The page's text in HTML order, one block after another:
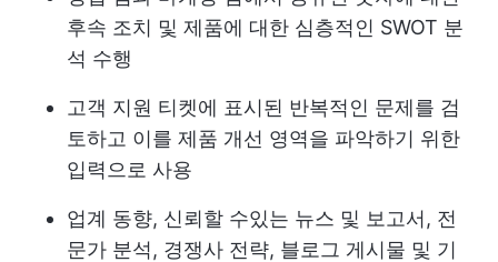
후속 조치 및 제품에 대한 심층적인 SWOT 분
석 수행
고객 지원 티켓에 표시된 반복적인 문제를 검
토하고 이를 제품 개선 영역을 파악하기 위한
입력으로 사용
업계 동향, 신뢰할 수있는 뉴스 및 보고서, 전
문가 분석, 경쟁사 전략, 블로그 게시물 및 기